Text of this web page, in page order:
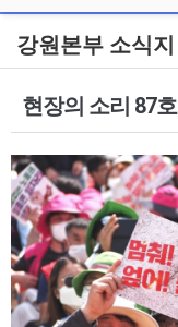
강원본부 소식지
현장의 소리 87호